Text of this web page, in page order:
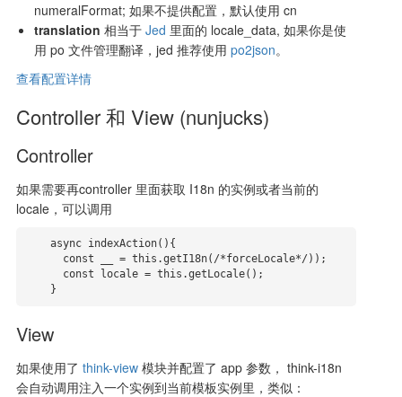
numeralFormat; 如果不提供配置，默认使用 cn
translation 相当于 Jed 里面的 locale_data, 如果你是使
用 po 文件管理翻译，jed 推荐使用 po2json。
查看配置详情
Controller 和 View (nunjucks)
Controller
如果需要再controller 里面获取 I18n 的实例或者当前的
locale，可以调用
    }
View
如果使用了 think-view模块并配置了 app 参数， think-i18n
会自动调用注入一个实例到当前模板实例里，类似：